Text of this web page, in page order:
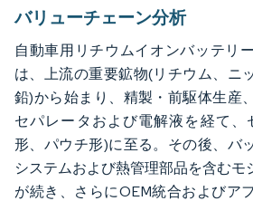
バリューチェーン分析
自動車用リチウムイオンバッテリ
は、上流の重要鉱物(リチウム、ニ
鉛)から始まり、精製・前駆体生産
セパレータおよび電解液を経て、
形、パウチ形)に至る。その後、バ
システムおよび熱管理部品を含むモ
が続き、さらにOEM統合およびア